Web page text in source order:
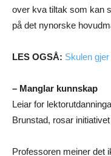
over kva tiltak som kan
på det nynorske
LES OGSÅ: Skulen
– Manglar kunnskap
Leiar for
Brunstad, rosar
Professoren meiner det